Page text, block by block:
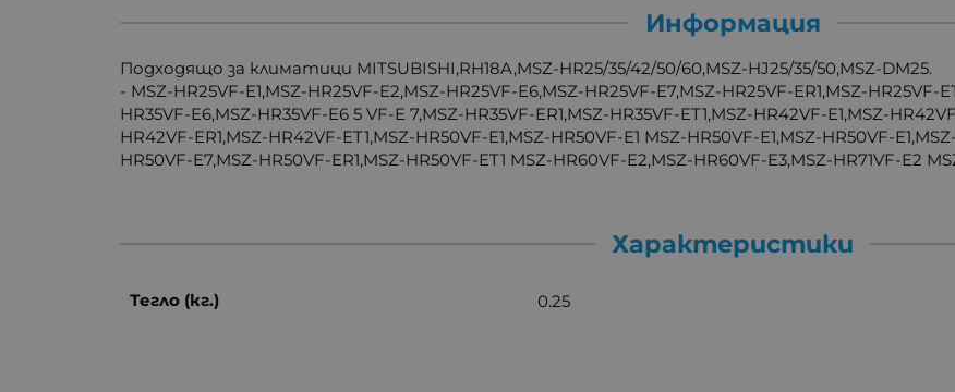
Информация
Подходящо за климатици MITSUBISHI,RH18A,MSZ-HR25/35/42/50/60,MSZ-HJ25/35/50,MSZ-DM25.
- MSZ-HR25VF-E1,MSZ-HR25VF-E2,MSZ-HR25VF-E6,MSZ-HR25VF-E7,MSZ-HR25VF-ER1,MSZ-HR25VF-
HR35VF-E6,MSZ-HR35VF-E6 5 VF-E 7,MSZ-HR35VF-ER1,MSZ-HR35VF-ET1,MSZ-HR42VF-E1,MSZ-
HR42VF-ER1,MSZ-HR42VF-ET1,MSZ-HR50VF-E1,MSZ-HR50VF-E1 MSZ-HR50VF-E1,MSZ-HR50VF-
HR50VF-E7,MSZ-HR50VF-ER1,MSZ-HR50VF-ET1 MSZ-HR60VF-E2,MSZ-HR60VF-E3,MSZ-HR71VF-E2
Характеристики
Тегло (кг.) 0.25